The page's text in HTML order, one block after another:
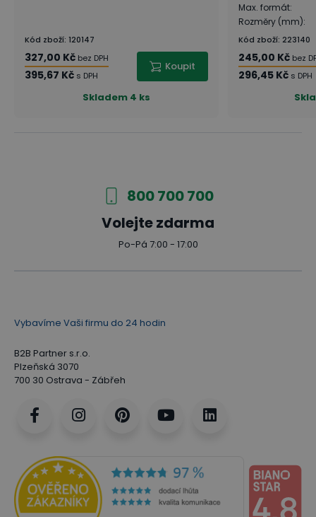
Kód zboží: 120147
327,00 Kč bez DPH
395,67 Kč s DPH
Koupit
Skladem 4 ks
Max. formát:
Rozměry (mm):
Kód zboží: 223140
245,00 Kč bez
296,45 Kč s DPH
800 700 700
Volejte zdarma
Po-Pá 7:00 - 17:00
Vybavíme Vaši firmu do 24 hodin
B2B Partner s.r.o.
Plzeňská 3070
700 30 Ostrava - Zábřeh